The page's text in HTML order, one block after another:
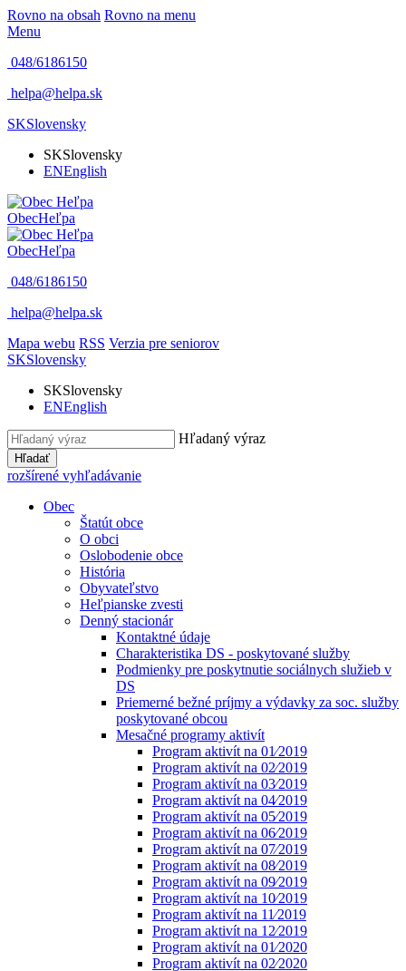
Rovno na obsah Rovno na menu
Menu
048/6186150
helpa@helpa.sk
SKSlovensky
SKSlovensky
ENEnglish
ObecHeľpa
ObecHeľpa
048/6186150
helpa@helpa.sk
Mapa webu RSS Verzia pre seniorov
SKSlovensky
SKSlovensky
ENEnglish
Hľadaný výraz
Hľadať
rozšírené vyhľadávanie
Obec
Štatút obce
O obci
Oslobodenie obce
História
Obyvateľstvo
Heľpianske zvesti
Denný stacionár
Kontaktné údaje
Charakteristika DS - poskytované služby
Podmienky pre poskytnutie sociálnych služieb v
DS
Priemerné bežné príjmy a výdavky za soc. služby
poskytované obcou
Mesačné programy aktivít
Program aktivít na 01⁄2019
Program aktivít na 02⁄2019
Program aktivít na 03⁄2019
Program aktivít na 04⁄2019
Program aktivít na 05⁄2019
Program aktivít na 06⁄2019
Program aktivít na 07⁄2019
Program aktivít na 08⁄2019
Program aktivít na 09⁄2019
Program aktivít na 10⁄2019
Program aktivít na 11⁄2019
Program aktivít na 12⁄2019
Program aktivít na 01⁄2020
Program aktivít na 02⁄2020